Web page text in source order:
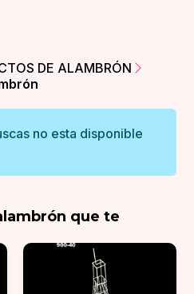
DE ALAMBRÓN
no esta disponible
que te